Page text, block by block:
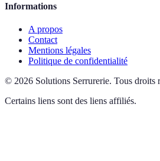
Informations
A propos
Contact
Mentions légales
Politique de confidentialité
© 2026 Solutions Serrurerie. Tous droits
Certains liens sont des liens affiliés.